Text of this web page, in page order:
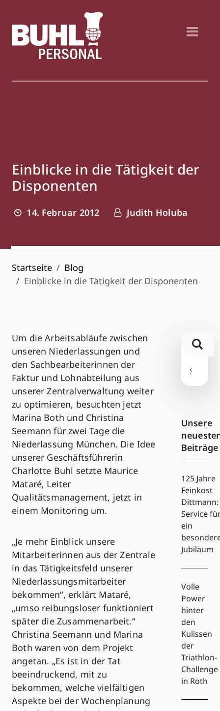
Einblicke in die Tätigkeit der
Disponenten
14. Februar 2012 Judith Holuba
Startseite
Blog
Einblicke in die Tätigkeit der Disponenten
Um die Arbeitsabläufe zwischen
unseren Niederlassungen und
den Sachbearbeiterinnen der
Faktur und Lohnabteilung aus
unserer Zentralverwaltung weiter
zu optimieren, besuchten jetzt
Marina Both und Christina
Seemann für zwei Tage die
Niederlassung München. Die Idee
unserer Geschäftsführerin
Charlotte Buhl setzte Maurice
Mataré, Leiter
Qualitätsmanagement, jetzt in
einem Monitoring um.
„Je mehr Einblick unsere
Mitarbeiterinnen aus der Zentrale
in das Tätigkeitsfeld unserer
Niederlassungsmitarbeiter
bekommen“, erklärt Mataré,
„umso reibungsloser funktioniert
später die Zusammenarbeit.“
Christina Seemann und Marina
Both waren von dem Projekt
angetan. „Es ist in der Tat
beeindruckend, mit zu
bekommen, welche vielfältigen
Aspekte bei der Wochenplanung
Unsere
Beiträge
125 Jahre
Feinkost
Dittmann:
Service
ein
Jubiläum
Volle
Power
hinter
den
Kulissen
der
Triathlon-
Challenge
in Roth